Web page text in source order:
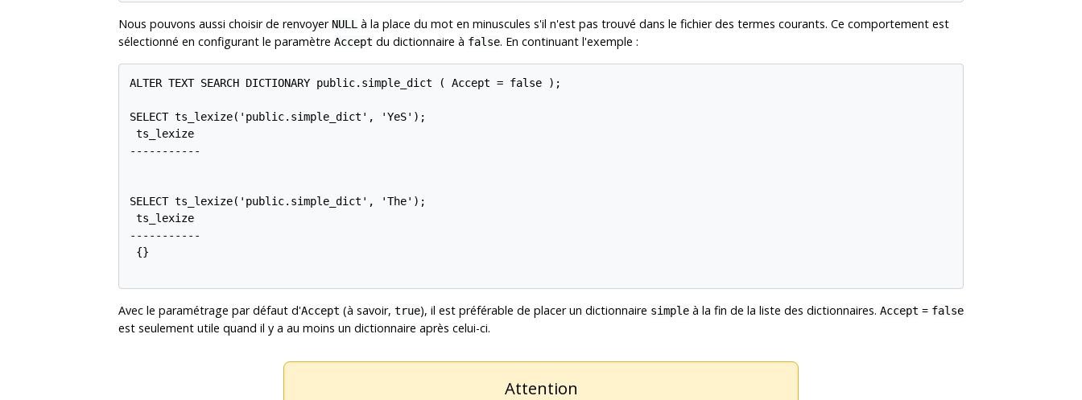
Nous pouvons aussi choisir de renvoyer NULL à la place du mot en minuscules s'il n'est pas trouvé dans le fichier des termes courants. Ce comportement est
sélectionné en configurant le paramètre Accept du dictionnaire à false. En continuant l'exemple :
ALTER TEXT SEARCH DICTIONARY public.simple_dict ( Accept = false );
SELECT ts_lexize('public.simple_dict', 'YeS');
ts_lexize
-----------
SELECT ts_lexize('public.simple_dict', 'The');
ts_lexize
-----------
{}
Avec le paramétrage par défaut d'Accept (à savoir, true), il est préférable de placer un dictionnaire simple à la fin de la liste des dictionnaires. Accept = false
est seulement utile quand il y a au moins un dictionnaire après celui-ci.
Attention